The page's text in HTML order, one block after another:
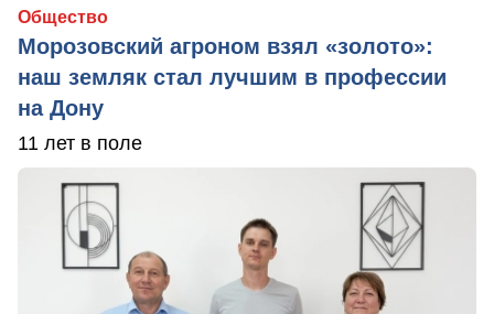
Общество
Морозовский агроном взял «золото»:
наш земляк стал лучшим в профессии
на Дону
11 лет в поле